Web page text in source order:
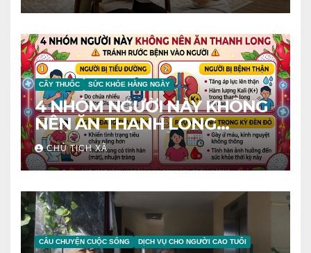
CÂY THUỐC SỨC KHỎE HÀNG NGÀY
4 NHÓM NGƯỜI NÀY KHÔNG
NÊN ĂN THANH LONG
TRÁNH RƯỚC BỆNH VÀO
NGƯỜI
CHỦ TỊCH XÃ
CÂU CHUYỆN CUỘC SỐNG DỊCH VỤ CHO NGƯỜI CAO TUỔI